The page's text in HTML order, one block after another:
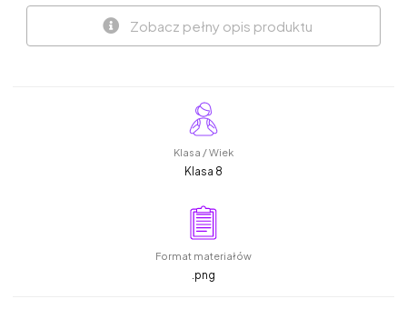
Zobacz pełny opis produktu
Klasa / Wiek
Klasa 8
Format materiałów
.png